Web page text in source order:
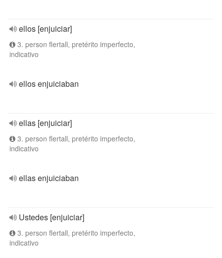
ellos [enjuiciar]
3. person flertall, pretérito imperfecto,
indicativo
ellos enjuiciaban
ellas [enjuiciar]
3. person flertall, pretérito imperfecto,
indicativo
ellas enjuiciaban
Ustedes [enjuiciar]
3. person flertall, pretérito imperfecto,
indicativo